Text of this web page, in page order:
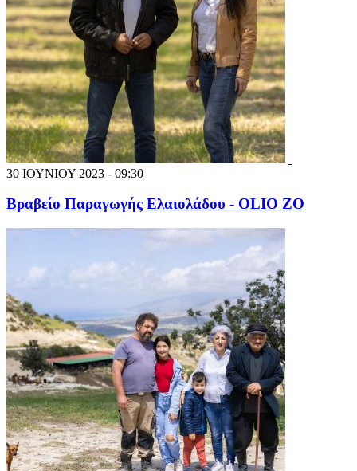
30 ΙΟΥΝΙΟΥ 2023 - 09:30
Βραβείο Παραγωγής Ελαιολάδου - OLIO ZO